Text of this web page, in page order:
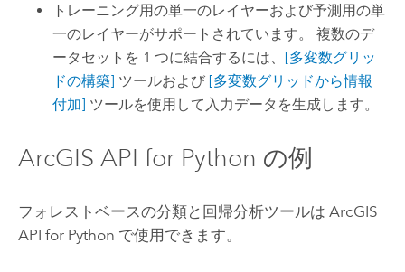
トレーニング用の単一のレイヤーおよび予測用の単
一のレイヤーがサポートされています。 複数のデ
ータセットを 1 つに結合するには、 [多変数グリッ
ドの構築] ツールおよび [多変数グリッドから情報
付加] ツールを使用して入力データを生成します。
ArcGIS API for Python の例
フォレストベースの分類と回帰分析ツールは ArcGIS
API for Python で使用できます。